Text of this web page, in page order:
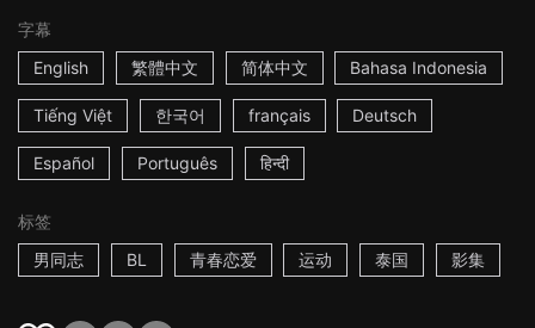
字幕
English
繁體中文 简体中文 Bahasa Indonesia
Tiếng Việt 한국어 français Deutsch
Español Português हिन्दी
标签
男同志
BL 青春恋爱 运动 泰国 影集